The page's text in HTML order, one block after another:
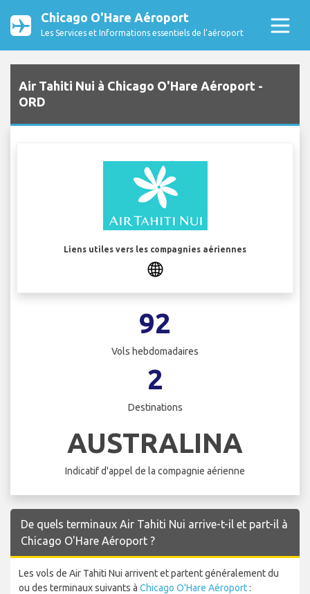
Chicago O'Hare Aéroport
Les Services et Informations essentiels de l’aéroport
Air Tahiti Nui à Chicago O'Hare Aéroport -
ORD
Liens utiles vers les compagnies aériennes
92
Vols hebdomadaires
2
Destinations
AUSTRALINA
Indicatif d'appel de la compagnie aérienne
De quels terminaux Air Tahiti Nui arrive-t-il et part-il à
Chicago O'Hare Aéroport ?
Les vols de Air Tahiti Nui arrivent et partent généralement du
ou des terminaux suivants à Chicago O'Hare Aéroport: